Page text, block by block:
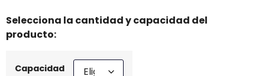
Selecciona la cantidad y capacidad del
producto:
Capacidad